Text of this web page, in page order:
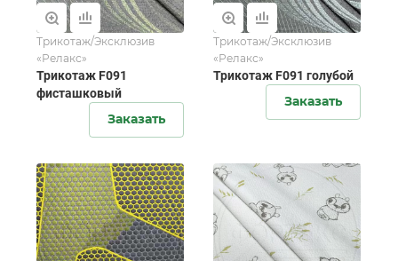
Трикотаж/Эксклюзив
«Релакс»
Трикотаж F091
фисташковый
Заказать
Трикотаж/Эксклюзив
«Релакс»
Трикотаж F091 голубой
Заказать